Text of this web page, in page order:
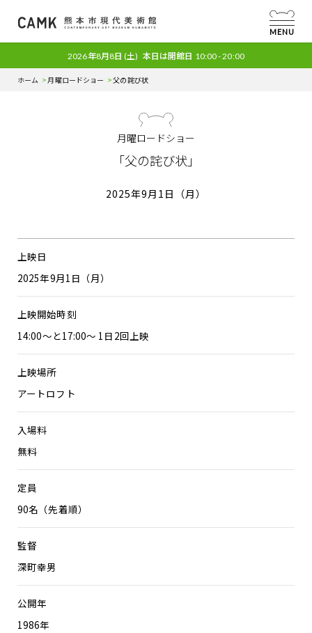
MENU
2026年8月8日 (土) 本日は開館日 10:00 - 20:00
ホーム 月曜ロードショー 父の詫び状
月曜ロードショー
「父の詫び状」
2025年9月1日（月）
上映日
2025年9月1日（月）
上映開始時刻
14:00～と17:00～ 1日2回上映
上映場所
アートロフト
入場料
無料
定員
90名（先着順）
監督
深町幸男
公開年
1986年